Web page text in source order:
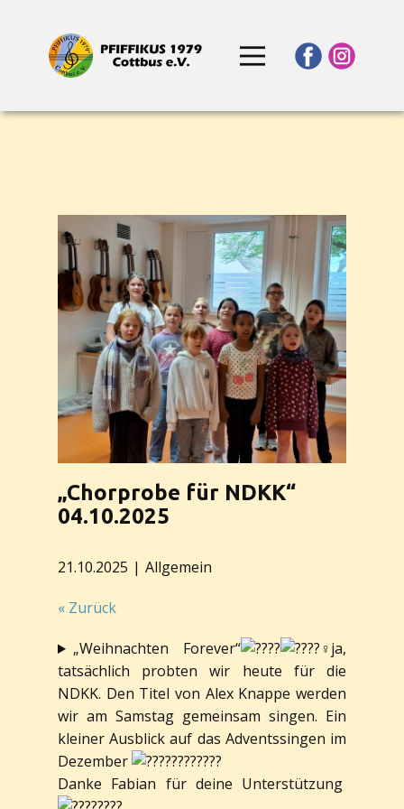
„Chorprobe für NDKK“
04.10.2025
21.10.2025 Allgemein
« Zurück
„Weihnachten Forever“
ja,
tatsächlich probten wir heute für die
NDKK. Den Titel von Alex Knappe werden
wir am Samstag gemeinsam singen. Ein
kleiner Ausblick auf das Adventssingen im
Dezember
Danke Fabian für deine Unterstützung